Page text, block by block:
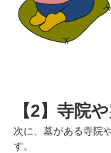
【2】寺院
次に、墓がある寺院
す。